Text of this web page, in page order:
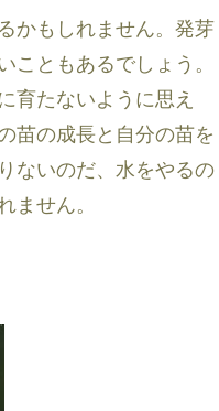
かもしれません。発芽
こともあるでしょう。
育たないように思え
苗の成長と自分の苗を
ないのだ、水をやるの
ません。